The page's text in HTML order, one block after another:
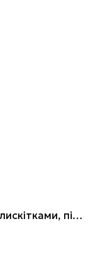
Нічник Різдвяний ліхтар із фігурами, блискітками, підсвіткою, обертанням і музикою (від мережі, 3*AAA) 23,5см 2